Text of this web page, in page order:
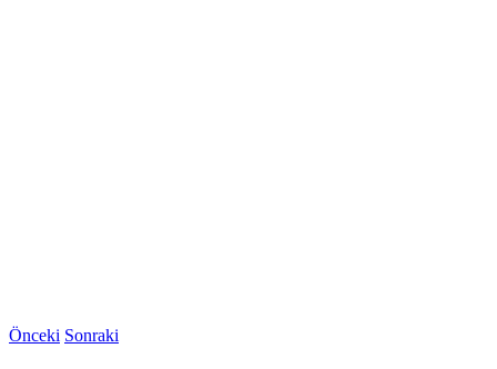
Önceki Sonraki